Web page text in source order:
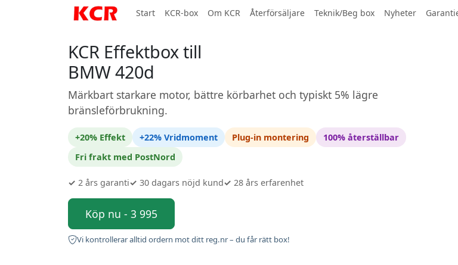
Start KCR-box Om KCR Återförsäljare Teknik/Beg box Nyheter
KCR Effektbox till
BMW 420d
Märkbart starkare motor, bättre körbarhet och typiskt 5% lägre
bränsleförbrukning.
+20% Effekt +22% Vridmoment Plug-in montering
100% återställbar
Fri frakt med PostNord
✓ 2 års garanti✓ 30 dagars nöjd kund✓ 28 års erfarenhet
Köp nu - 3 995
Vi kontrollerar alltid ordern mot ditt reg.nr – du får rätt box!